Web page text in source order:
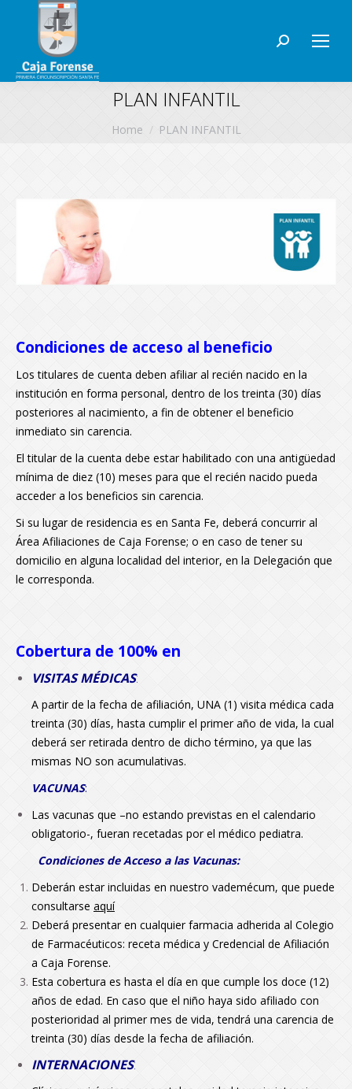
Search:
PLAN INFANTIL
Home PLAN INFANTIL
Condiciones de acceso al beneficio
Los titulares de cuenta deben afiliar al recién nacido en la
institución en forma personal, dentro de los treinta (30) días
posteriores al nacimiento, a fin de obtener el beneficio
inmediato sin carencia.
El titular de la cuenta debe estar habilitado con una antigüedad
mínima de diez (10) meses para que el recién nacido pueda
acceder a los beneficios sin carencia.
Si su lugar de residencia es en Santa Fe, deberá concurrir al
Área Afiliaciones de Caja Forense; o en caso de tener su
domicilio en alguna localidad del interior, en la Delegación que
le corresponda.
Cobertura de 100% en
VISITAS MÉDICAS:
A partir de la fecha de afiliación, UNA (1) visita médica cada
treinta (30) días, hasta cumplir el primer año de vida, la cual
deberá ser retirada dentro de dicho término, ya que las
mismas NO son acumulativas.
VACUNAS:
Las vacunas que –no estando previstas en el calendario
obligatorio-, fueran recetadas por el médico pediatra.
Condiciones de Acceso a las Vacunas:
Deberán estar incluidas en nuestro vademécum, que puede
consultarse aquí
Deberá presentar en cualquier farmacia adherida al Colegio
de Farmacéuticos: receta médica y Credencial de Afiliación
a Caja Forense.
Esta cobertura es hasta el día en que cumple los doce (12)
años de edad. En caso que el niño haya sido afiliado con
posterioridad al primer mes de vida, tendrá una carencia de
treinta (30) días desde la fecha de afiliación.
INTERNACIONES: